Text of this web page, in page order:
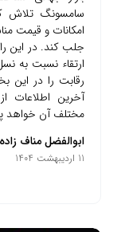
سامسونگ تلاش
امکانات و قیمت
رقابت را در این
آخرین اطلاعات
مختلف آن خواهد
ابوالفضل مناف زاده
11 اردیبهشت 1404